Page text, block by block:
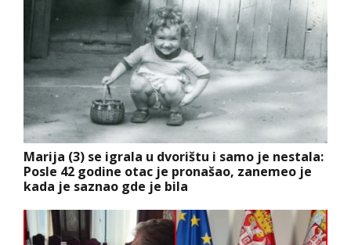
Marija (3) se igrala u dvorištu i samo je nestala:
Posle 42 godine otac je pronašao, zanemeo je
kada je saznao gde je bila